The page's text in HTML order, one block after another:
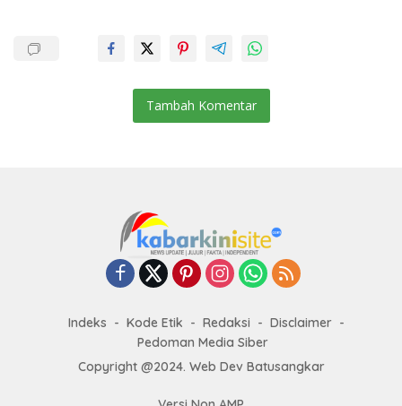
Tambah Komentar
Indeks Kode Etik Redaksi
Disclaimer
Pedoman Media Siber
Copyright @2024. Web Dev Batusangkar